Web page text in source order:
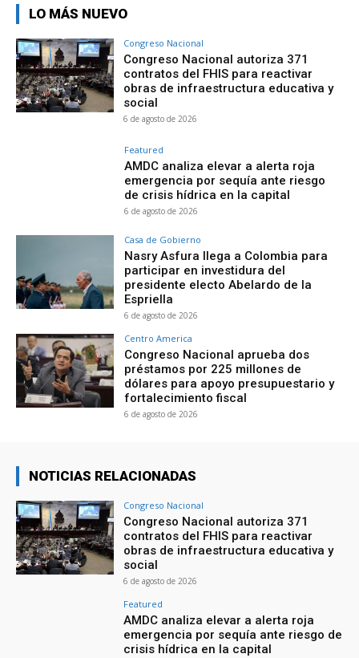
LO MÁS NUEVO
Congreso Nacional
Congreso Nacional autoriza 371
contratos del FHIS para reactivar
obras de infraestructura educativa y
social
6 de agosto de 2026
Featured
AMDC analiza elevar a alerta roja
emergencia por sequía ante riesgo
de crisis hídrica en la capital
6 de agosto de 2026
Casa de Gobierno
Nasry Asfura llega a Colombia para
participar en investidura del
presidente electo Abelardo de la
Espriella
6 de agosto de 2026
Centro America
Congreso Nacional aprueba dos
préstamos por 225 millones de
dólares para apoyo presupuestario y
fortalecimiento fiscal
6 de agosto de 2026
NOTICIAS RELACIONADAS
Congreso Nacional
Congreso Nacional autoriza 371
contratos del FHIS para reactivar
obras de infraestructura educativa y
social
6 de agosto de 2026
Featured
AMDC analiza elevar a alerta roja
emergencia por sequía ante riesgo de
crisis hídrica en la capital